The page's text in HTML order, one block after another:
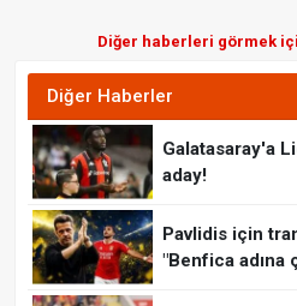
Diğer haberleri görmek
Diğer Haberler
Galatasaray'a
aday!
Pavlidis için
"Benfica adına